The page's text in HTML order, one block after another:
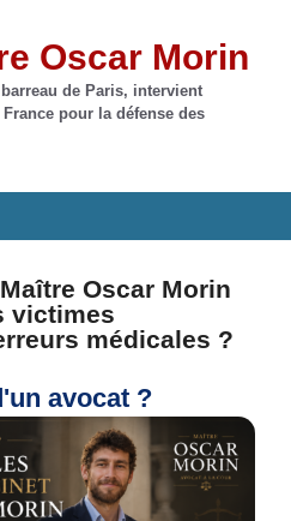
Oscar Morin
de Paris, intervient
pour la défense des
Oscar Morin
victimes
médicales ?
avocat ?